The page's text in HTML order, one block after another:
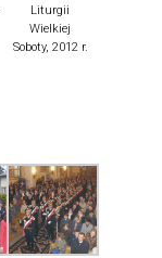
Liturgii
Wielkiej
Soboty, 2012 r.